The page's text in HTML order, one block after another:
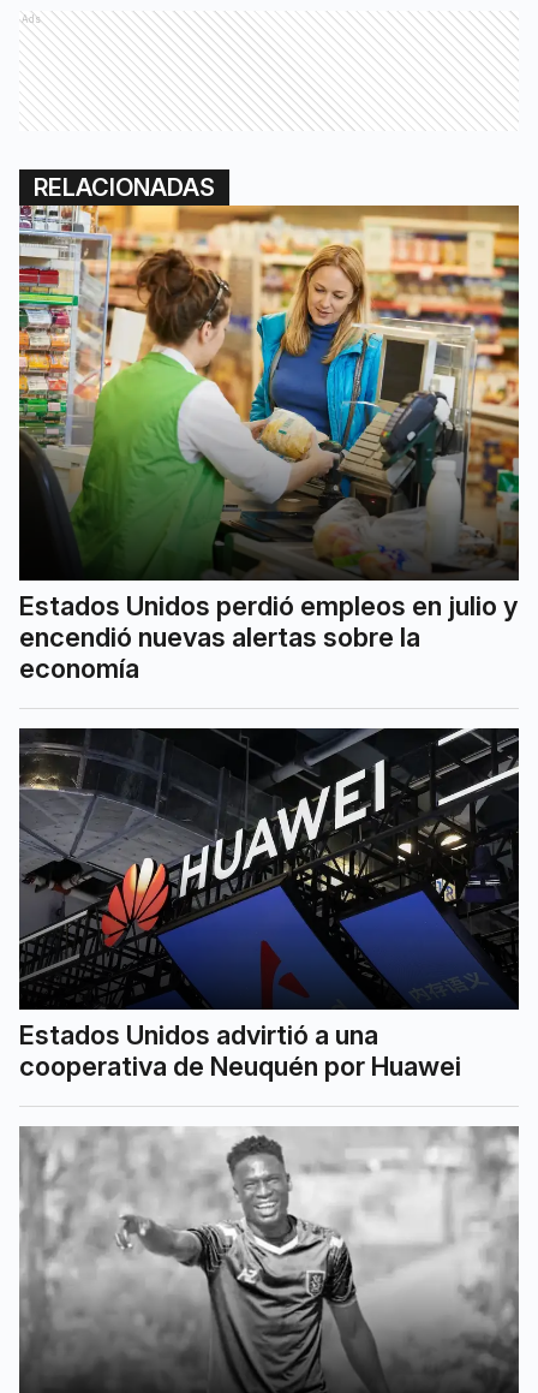
Ads
RELACIONADAS
Estados Unidos perdió empleos en julio y
encendió nuevas alertas sobre la
economía
Estados Unidos advirtió a una
cooperativa de Neuquén por Huawei